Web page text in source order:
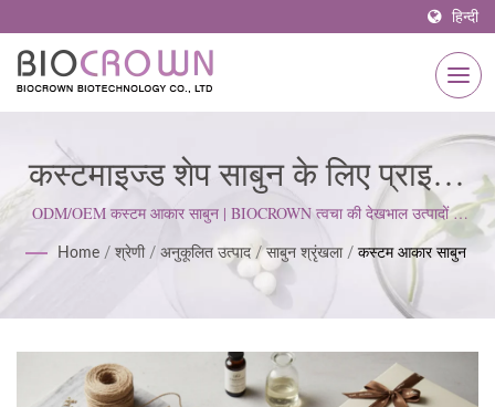
हिन्दी
कस्टमाइज्ड शेप साबुन के लिए प्राइवेट
लेबल निर्माता | ISO & GMP प्रमाणित
स्किनकेयर निर्माता 1977 से |
BIOCROWN
ODM/OEM कस्टम आकार साबुन | BIOCROWN त्वचा की देखभाल उत्पादों के
विकास पर ध्यान केंद्रित करता है। हम ISO22716 और गुड मैन्युफैक्चरिंग प्रैक्टिसेज
(GMP) मानकों का पालन करते हैं; ग्राहक की अपेक्षाओं को पूरा करने के लिए एक सख्त
दृष्टिकोण बनाए रखते हैं।
Home / श्रेणी / अनुकूलित उत्पाद / साबुन श्रृंखला / कस्टम आकार साबुन